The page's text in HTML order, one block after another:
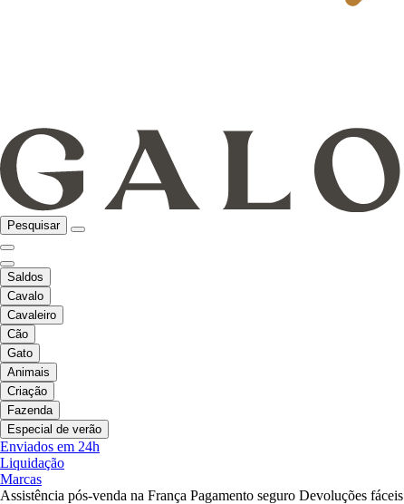
Pesquisar
Saldos
Cavalo
Cavaleiro
Cão
Gato
Animais
Criação
Fazenda
Especial de verão
Enviados em 24h
Liquidação
Marcas
Assistência pós-venda na França Pagamento seguro Devoluções fáceis